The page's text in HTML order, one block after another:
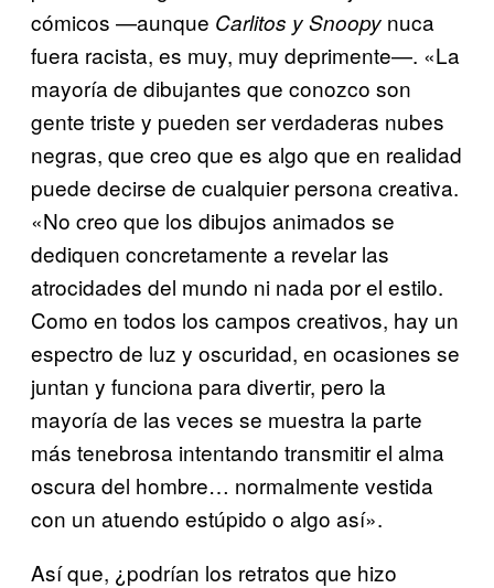
cómicos —aunque Carlitos y Snoopy nuca
fuera racista, es muy, muy deprimente—. «La
mayoría de dibujantes que conozco son
gente triste y pueden ser verdaderas nubes
negras, que creo que es algo que en realidad
puede decirse de cualquier persona creativa.
«No creo que los dibujos animados se
dediquen concretamente a revelar las
atrocidades del mundo ni nada por el estilo.
Como en todos los campos creativos, hay un
espectro de luz y oscuridad, en ocasiones se
juntan y funciona para divertir, pero la
mayoría de las veces se muestra la parte
más tenebrosa intentando transmitir el alma
oscura del hombre… normalmente vestida
con un atuendo estúpido o algo así».
Así que, ¿podrían los retratos que hizo